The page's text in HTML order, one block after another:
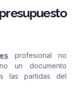
profesional no
un documento
las partidas del